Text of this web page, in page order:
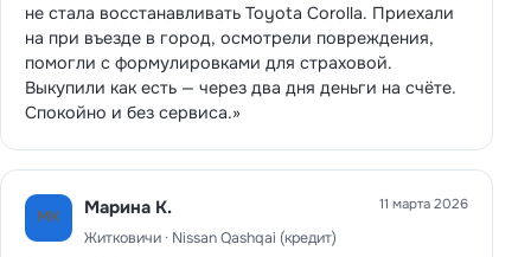
не стала восстанавливать Toyota Corolla. Приехали
на при въезде в город, осмотрели повреждения,
помогли с формулировками для страховой.
Выкупили как есть — через два дня деньги на счёте.
Спокойно и без сервиса.»
МК Марина К.
Житковичи · Nissan Qashqai (кредит)
11 марта 2026